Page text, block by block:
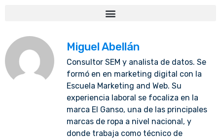
Miguel Abellán
Consultor SEM y analista de datos. Se
formó en en marketing digital con la
Escuela Marketing and Web. Su
experiencia laboral se focaliza en la
marca El Ganso, una de las principales
marcas de ropa a nivel nacional, y
donde trabaja como técnico de